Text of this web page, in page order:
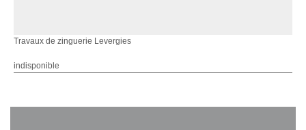
Travaux de zinguerie Levergies
indisponible